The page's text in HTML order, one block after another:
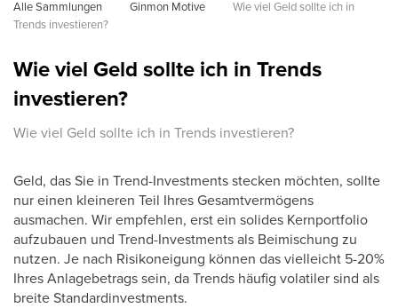
Alle Sammlungen Ginmon Motive
Wie viel Geld sollte ich in
Trends investieren?
Wie viel Geld sollte ich in Trends
investieren?
Wie viel Geld sollte ich in Trends investieren?
Geld, das Sie in Trend-Investments stecken möchten, sollte
nur einen kleineren Teil Ihres Gesamtvermögens
ausmachen. Wir empfehlen, erst ein solides Kernportfolio
aufzubauen und Trend-Investments als Beimischung zu
nutzen. Je nach Risikoneigung können das vielleicht 5-20%
Ihres Anlagebetrags sein, da Trends häufig volatiler sind als
breite Standardinvestments.